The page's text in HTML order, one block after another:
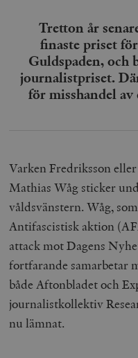
Tretton år
finaste priset
Guldspaden, och
journalistpriset.
för misshandel
Varken Fredriksson
Mathias Wåg sticker
våldsvänstern. Wåg,
Antifascistisk aktion
attack mot Dagens
fortfarande samarbetar
både Aftonbladet och
journalistkollektiv
nu lämnat.